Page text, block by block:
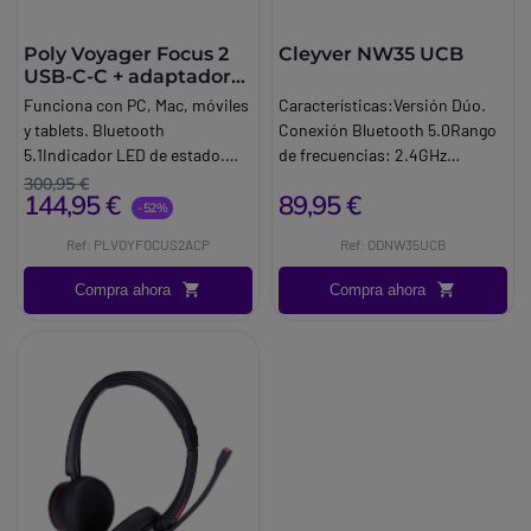
Poly Voyager Focus 2
USB-C-C + adaptador
USB-C/A+ Base
Funciona con PC, Mac, móviles
y tablets. Bluetooth
5.1Indicador LED de estado.
Conexión multipunto: Cambia
entre dispositivos fácilmente.
300,95 €
144,95 € -52%
Ref: PLVOYFOCUS2ACP
Compra ahora
Cleyver NW35 UCB
Características:Versión Dúo.
Conexión Bluetooth 5.0Rango
de frecuencias: 2.4GHz
multipunto para 2
89,95 €
Ref: ODNW35UCB
Compra ahora